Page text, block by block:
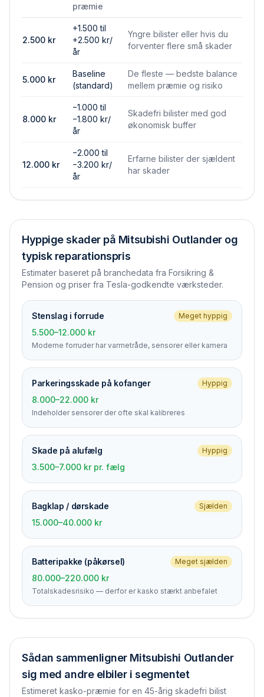
præmie
2.500 kr
+1.500 til
+2.500 kr/
år
Yngre bilister eller hvis du
forventer flere små skader
5.000 kr
Baseline
(standard)
De fleste — bedste balance
mellem præmie og risiko
8.000 kr
−1.000 til
−1.800 kr/
år
Skadefri bilister med god
økonomisk buffer
12.000 kr
−2.000 til
−3.200 kr/
år
Erfarne bilister der sjældent
har skader
Hyppige skader på Mitsubishi Outlanderog
typisk reparationspris
Estimater baseret på branchedata fra Forsikring &
Pension og priser fra Tesla-godkendte værksteder.
Stenslag i forrude Meget hyppig
5.500–12.000 kr
Moderne forruder har varmetråde, sensorer eller kamera
Parkerings­skade på kofanger Hyppig
8.000–22.000 kr
Indeholder sensorer der ofte skal kalibreres
Skade på alufælg Hyppig
3.500–7.000 kr pr. fælg
Bagklap / dørskade Sjælden
15.000–40.000 kr
Batteripakke (påkørsel) Meget sjælden
80.000–220.000 kr
Totalskades­risiko — derfor er kasko stærkt anbefalet
Sådan sammenligner Mitsubishi Outlander
sig med andre elbiler i segmentet
Estimeret kasko-præmie for en 45-årig skadefri bilist